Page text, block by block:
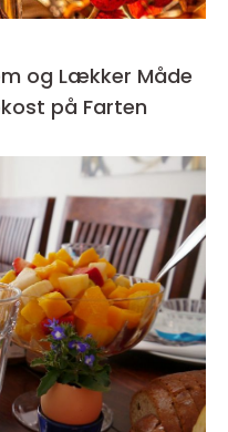
og Lækker Måde
på Farten